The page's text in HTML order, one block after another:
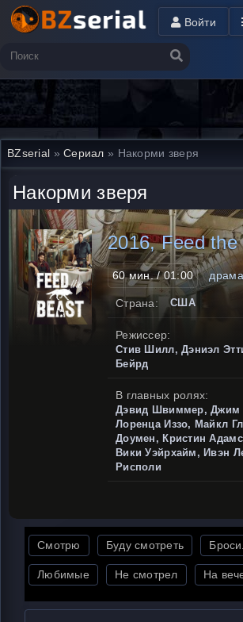
Войти
BZserial »Сериал » Накорми зверя
Накорми зверя
2016, Feed the
60 мин. / 01:00
Страна: США
Режиссер:
Стив Шилл, Дэниэл
Бейрд
В главных ролях:
Дэвид Швиммер, Джим
Лоренца Иззо, Майкл
Доумен, Кристин
Вики Уэйрхайм, Ивэн
Рисполи
Смотрю Буду смотреть
Любимые Не смотрел На